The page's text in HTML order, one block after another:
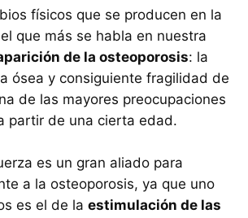
físicos que se producen en la
que más se habla en nuestra
de la osteoporosis: la
ósea y consiguiente fragilidad de
de las mayores preocupaciones
partir de una cierta edad.
es un gran aliado para
a la osteoporosis, ya que uno
es el de la estimulación de las